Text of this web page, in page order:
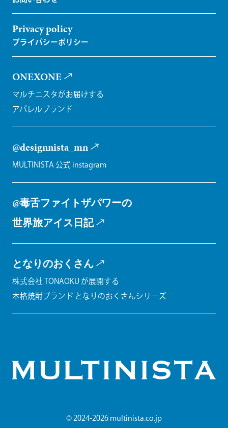
Privacy policy
ONEXONE
マルチニスタがお届けする
アパレルブランド
@designnista_mn
MULTINISTA 公式 instagram
@毒舌ファイトザパワーの
世界旅アイス日記
となりのおくさん
株式会社 TONAOKU が展開する
本格焼酎ブランド となりのおくさんシリーズ
© 2024-2026 multinista.co.jp